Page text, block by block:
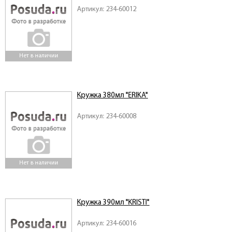
Нет в наличии
Артикул: 234-60012
Нет в наличии
Артикул: 234-60008
Кружка 380мл "ERIKA"
Артикул: 234-60016
Кружка 390мл "KRISTI"